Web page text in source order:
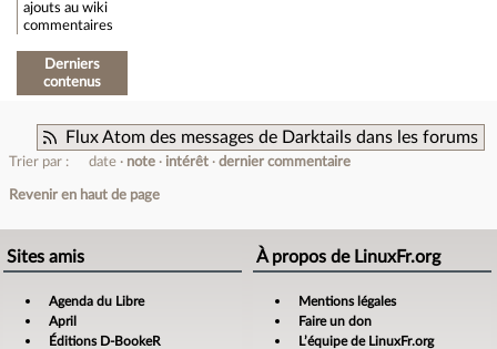
ajouts au wiki
commentaires
Derniers
contenus
Flux Atom des messages de Darktails dans les forums
Trier par : date note intérêt dernier commentaire
Revenir en haut de page
Sites amis
Agenda du Libre
April
Éditions D-BookeR
À propos de LinuxFr.org
Mentions légales
Faire un don
L’équipe de LinuxFr.org